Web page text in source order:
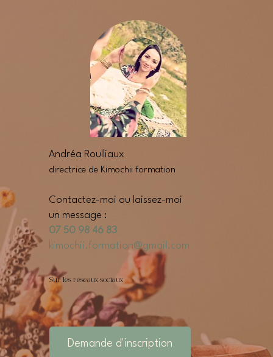
Andréa Roulliaux
directrice de Kimochii formation
Contactez-moi ou laissez-moi
un message :
07 50 98 46 83
kimochii.formation@gmail.com
Sur les réseaux sociaux
Demande d'inscription